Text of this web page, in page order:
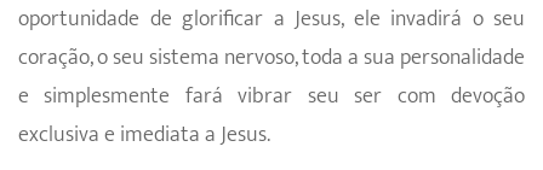
opor­tunidade de glorificar a Jesus, ele invadirá o seu
coração, o seu sistema nervoso, toda a sua personalidade
e simplesmente fará vibrar seu ser com devoção
exclusiva e imediata a Jesus.